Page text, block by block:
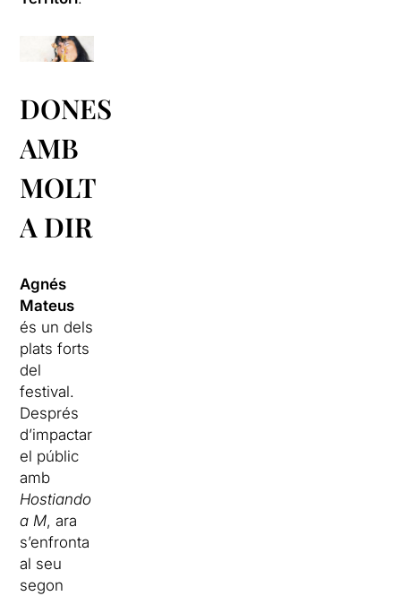
DONES
AMB
MOLT
A DIR
Agnés
Mateus
és un dels
plats forts
del
festival.
Després
d’impactar
el públic
amb
Hostiando
a M, ara
s’enfronta
al seu
segon